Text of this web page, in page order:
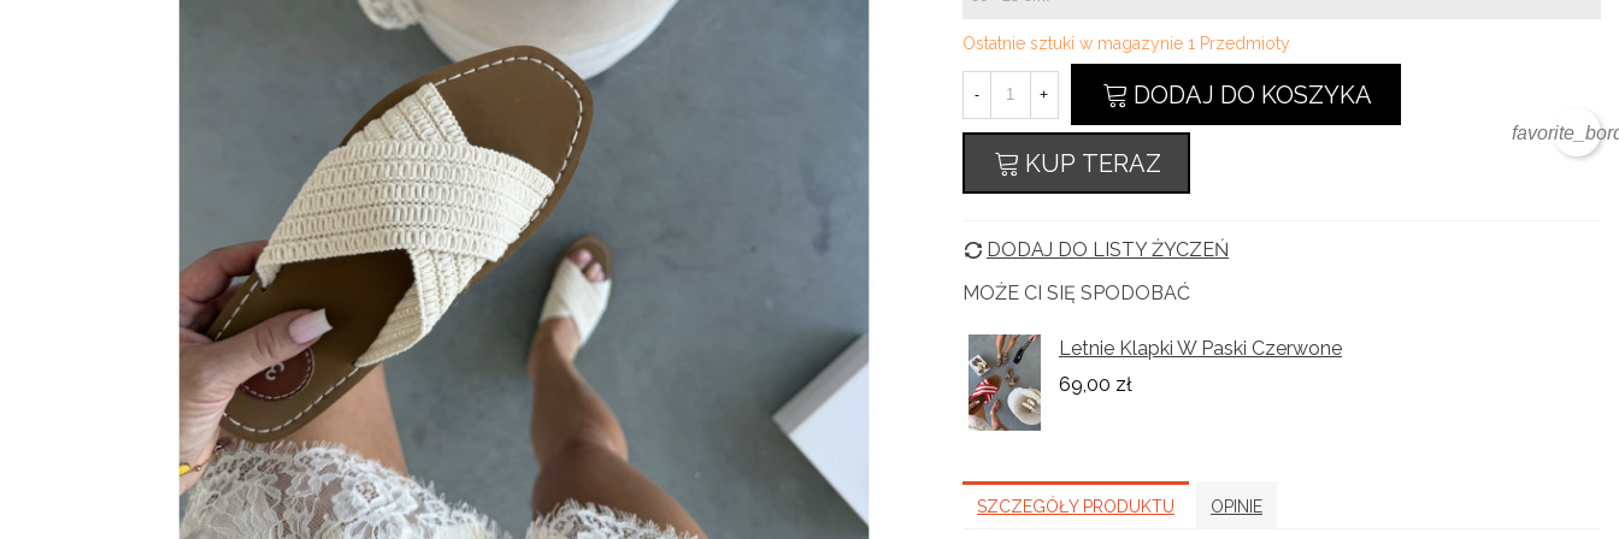
Ostatnie sztuki w magazynie 1 Przedmioty
- + DODAJ DO KOSZYKA
KUP TERAZ
DODAJ DO LISTY ŻYCZEŃ
MOŻE CI SIĘ SPODOBAĆ
Letnie Klapki W Paski Czerwone
69,00 zł
SZCZEGÓŁY PRODUKTU OPINIE